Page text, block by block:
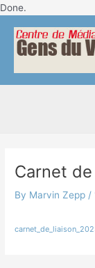
Done.
content
Carnet
By Marvin Zepp /
navigation